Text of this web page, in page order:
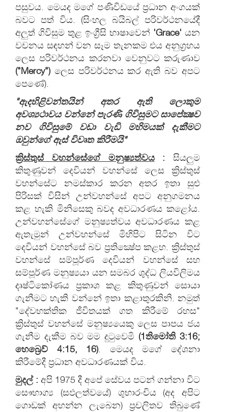
පසුවය. මෙයද මගේ පණිවිඩයේ ප්‍රධාන අංගයක්
බවට පත් විය. (සිංහල බයිබල් පරිවර්ථනයේදී
අලුත් ගිවිසුම තුළ ඉංග්‍රීසි භාෂාවෙන් 'Grace' යන
වචනය සඳහන් වන සෑම තැනකම එය අනුග්‍රහය
ලෙස පරිවර්ථනය කරනවා වෙනුවට කරුණාව
("Mercy")ලෙස පරිවර්ථනය කර ඇති බව අපට
පෙණේ).
"ඇදහිළිවන්තයින් අතර ඇති ලොකුම
අවශ්‍යථාවය වන්නේ පැරණි ගිවිසුමට සාපේක්‍ෂව
නව ගිවිසුමේ වඩා වැඩි මහිමයක් දැකීමට
ඔවුන්ගේ ඇස් විවෘත කිරීමයි"
ක්‍රිස්තුස් වහන්සේගේ මනුෂ්‍යත්වය: සියලුම
කිතුණුවන් දෙවියන් වහන්සේ ලෙස ක්‍රිස්තුස්
වහන්සේට නමස්කාර කරන අතර ඉතා සුළු
පිරිසක් විසින් උන්වහන්සේ අපට අනුගමනය
කළ හැකි මිනිසෙකු බවද අවධාරණය කළෝය.
උන්වහන්සේගේ මනුෂ්‍යත්වය අවධාරණය කළ
ඇතැමුන් උන්වහන්සේ මිහිපිට සිටින විට
දෙවියන් වහන්සේ බව ප්‍රතික්‍ෂේප කළහ. ක්‍රිස්තුස්
වහන්සේ සම්පූර්ණ දෙවියන් වහන්සේ සහ
සම්පූර්ණ මනුෂ්‍යයා යන සමබර ශුද්ධ ලියවිලිමය
දෘෂ්ටිකෝණය ප්‍රකාශ කළ කිතුණුවන් සොයා
ගැනීමට හැකි වන්නේ ඉතා කළාතුරකිනි. නමුත්
"දේවභක්තික ජීවිතයක් ගත කිරීමේ රහස"
ක්‍රිස්තුස් වහන්සේ මනුෂ්‍යයෙකු ලෙස පාපය ජය
ගැනීම දැකීම බව මම දුටුවෙමි (1තිමෝති3:16;
හෙබ්‍රෙව් 4:15, 16). මෙයද මගේ දේශනා
කිරීමේදී ප්‍රධාන අවධාරණයක් විය.
මුදල්: අපි 1975 දී අපේ සේවය පටන් ගන්නා විට
සෞභාග්‍ය (සඵලත්වයේ) ශුභාරංචිය (අද අපිට
ගොඩක් අහන්න ලැබෙන) ප්‍රචලිතව තිබුණේ